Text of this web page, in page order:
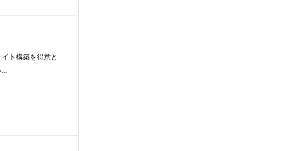
ト構築を得意と
…